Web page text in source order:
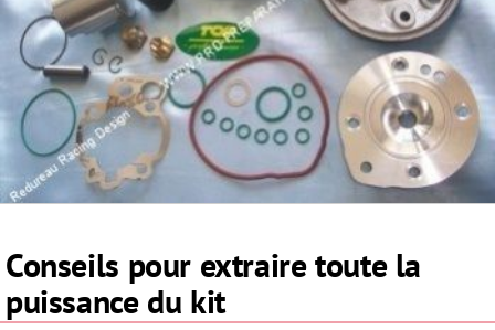
Conseils pour extraire toute la
puissance du kit